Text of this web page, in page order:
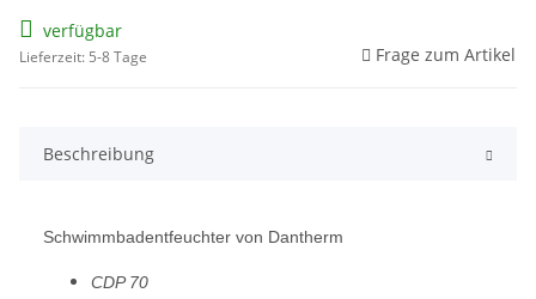
verfügbar
Lieferzeit: 5-8 Tage Frage zum Artikel
Beschreibung
Schwimmbadentfeuchter von Dantherm
CDP 70